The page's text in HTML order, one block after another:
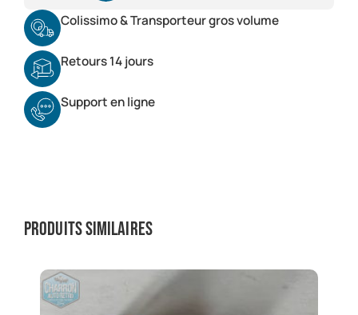
Colissimo & Transporteur gros volume
Retours 14 jours
Support en ligne
Produits similaires